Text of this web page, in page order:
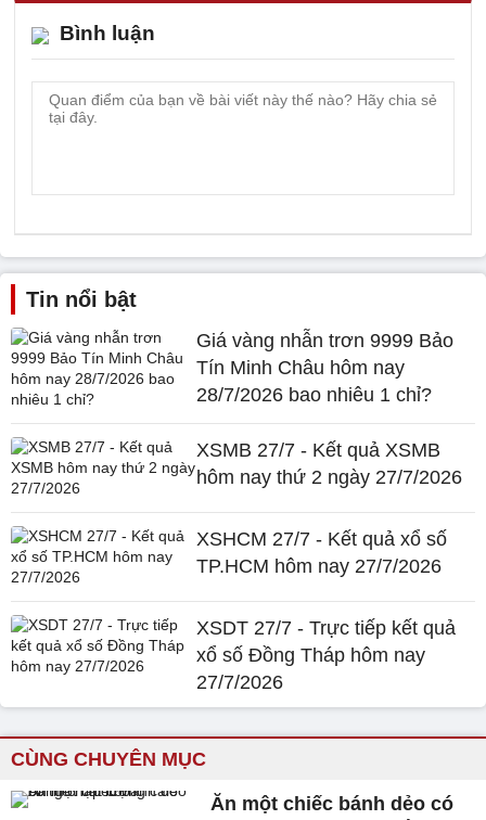
Bình luận
Tin nổi bật
Giá vàng nhẫn trơn 9999 Bảo
Tín Minh Châu hôm nay
28/7/2026 bao nhiêu 1 chỉ?
XSMB 27/7 - Kết quả XSMB
hôm nay thứ 2 ngày 27/7/2026
XSHCM 27/7 - Kết quả xổ số
TP.HCM hôm nay 27/7/2026
XSDT 27/7 - Trực tiếp kết quả
xổ số Đồng Tháp hôm nay
27/7/2026
CÙNG CHUYÊN MỤC
Ăn một chiếc bánh dẻo có